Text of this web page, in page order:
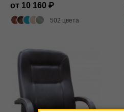
от 10 160
502 цвета